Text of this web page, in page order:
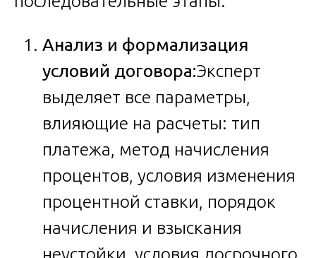
Анализ и формализация
условий договора:Эксперт
выделяет все параметры,
влияющие на расчеты: тип
платежа, метод начисления
процентов, условия изменения
процентной ставки, порядок
начисления и взыскания
неустойки, условия досрочного